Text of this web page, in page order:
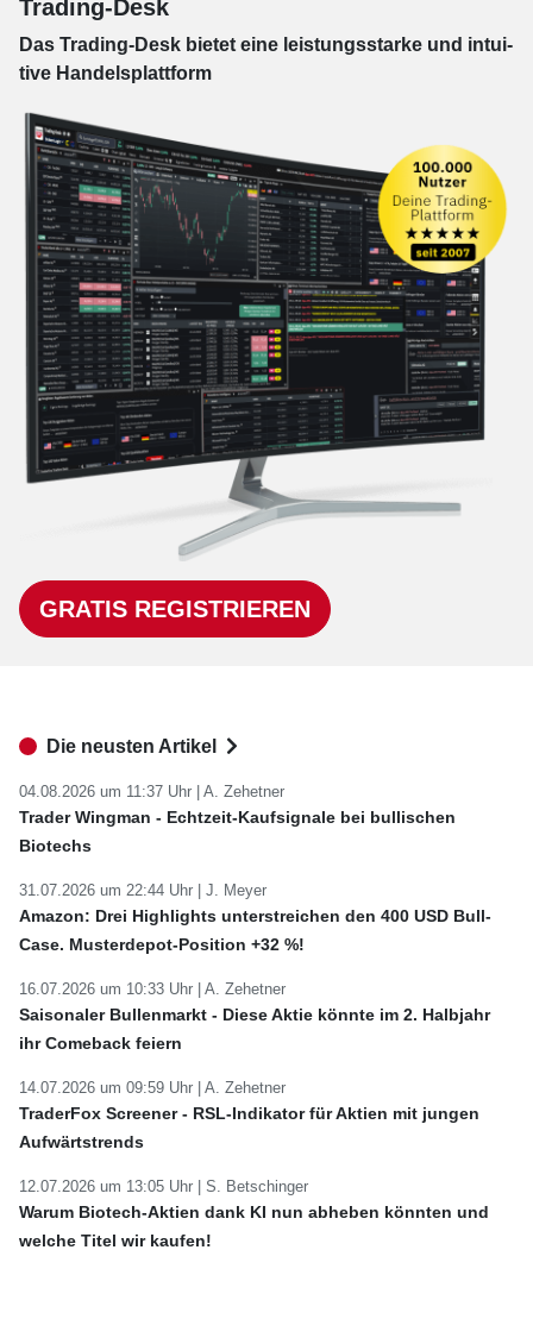
Trading-Desk
Das Trading-Desk bie­tet eine leis­tungs­star­ke und in­tui­
tive Han­dels­platt­form
GRATIS REGISTRIEREN
Die neusten Artikel
04.08.2026 um 11:37 Uhr | A. Zehetner
Trader Wingman - Echtzeit-Kaufsignale bei bullischen
Biotechs
31.07.2026 um 22:44 Uhr | J. Meyer
Amazon: Drei Highlights unterstreichen den 400 USD Bull-
Case. Musterdepot-Position +32 %!
16.07.2026 um 10:33 Uhr | A. Zehetner
Saisonaler Bullenmarkt - Diese Aktie könnte im 2. Halbjahr
ihr Comeback feiern
14.07.2026 um 09:59 Uhr | A. Zehetner
TraderFox Screener - RSL-Indikator für Aktien mit jungen
Aufwärtstrends
12.07.2026 um 13:05 Uhr | S. Betschinger
Warum Biotech-Aktien dank KI nun abheben könnten und
welche Titel wir kaufen!